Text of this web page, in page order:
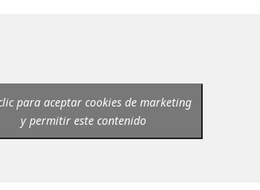
para aceptar cookies de marketing
y permitir este contenido